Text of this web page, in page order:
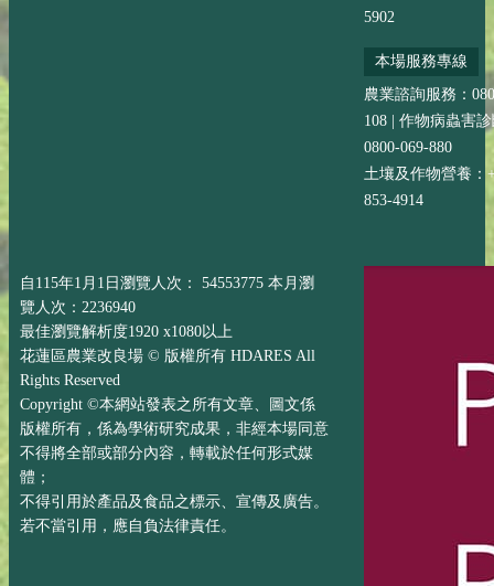
5902
本場服務專線
農業諮詢服務：
108 | 作物病蟲害
0800-069-880
土壤及作物營養：
853-4914
自115年1月1日瀏覽人次： 54553775 本月瀏
覽人次：2236940
最佳瀏覽解析度1920 x1080以上
花蓮區農業改良場 © 版權所有 HDARES All
Rights Reserved
Copyright ©本網站發表之所有文章、圖文係
版權所有，係為學術研究成果，非經本場同意
不得將全部或部分內容，轉載於任何形式媒
體；
不得引用於產品及食品之標示、宣傳及廣告。
若不當引用，應自負法律責任。